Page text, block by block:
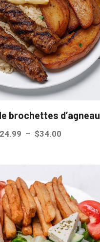
brochettes d’agneau
24.99 – $34.00
$24.99
à
$34.00
plusieurs
variations.
Les
options